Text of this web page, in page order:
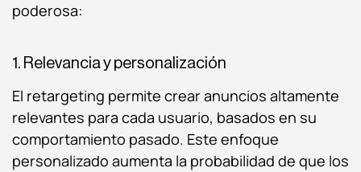
poderosa:
1. Relevancia y personalización
El retargeting permite crear anuncios altamente
relevantes para cada usuario, basados en su
comportamiento pasado. Este enfoque
personalizado aumenta la probabilidad de que los